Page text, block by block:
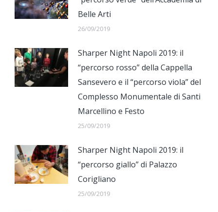
Belle Arti
26/09/2019
Sharper Night Napoli 2019: il
“percorso rosso” della Cappella
Sansevero e il “percorso viola” del
Complesso Monumentale di Santi
Marcellino e Festo
25/09/2019
Sharper Night Napoli 2019: il
“percorso giallo” di Palazzo
Corigliano
25/09/2019